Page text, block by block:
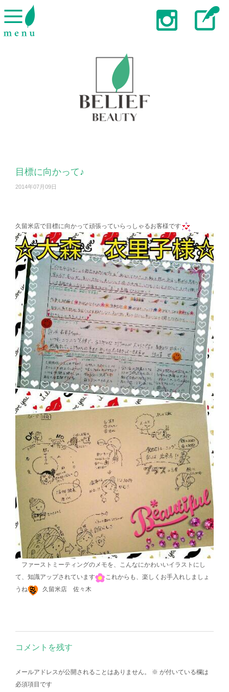
目標に向かって♪
2014年07月09日
久留米店で目標に向かって頑張っていらっしゃるお客様です
ファーストミーティングのメモを、こんなにかわいいイラストにし
て、知識アップされています
これからも、楽しくお手入れしましょ
うね
久留米店 佐々木
コメントを残す
メールアドレスが公開されることはありません。 ※ が付いている欄は
必須項目です